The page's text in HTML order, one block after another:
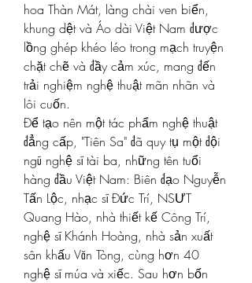
hoa Thàn Mát, làng chài ven biển,
khung dệt và Áo dài Việt Nam được
lồng ghép khéo léo trong mạch truyện
chặt chẽ và đầy cảm xúc, mang đến
trải nghiệm nghệ thuật mãn nhãn và
lôi cuốn.
Để tạo nên một tác phẩm nghệ thuật
đẳng cấp, "Tiên Sa" đã quy tụ một đội
ngũ nghệ sĩ tài ba, những tên tuổi
hàng đầu Việt Nam: Biên đạo Nguyễn
Tấn Lộc, nhạc sĩ Đức Trí, NSƯT
Quang Hào, nhà thiết kế Công Trí,
nghệ sĩ Khánh Hoàng, nhà sản xuất
sân khấu Văn Tòng, cùng hơn 40
nghệ sĩ múa và xiếc. Sau hơn bốn